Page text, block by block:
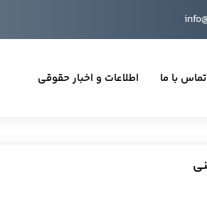
تماس با ما اطلاعات و اخبار حقوقی